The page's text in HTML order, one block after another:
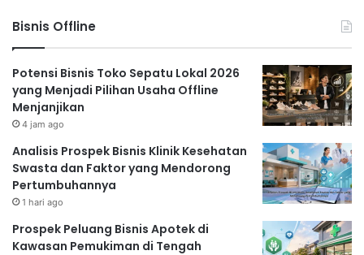
Bisnis Offline
Potensi Bisnis Toko Sepatu Lokal 2026
yang Menjadi Pilihan Usaha Offline
Menjanjikan
4 jam ago
Analisis Prospek Bisnis Klinik Kesehatan
Swasta dan Faktor yang Mendorong
Pertumbuhannya
1 hari ago
Prospek Peluang Bisnis Apotek di
Kawasan Pemukiman di Tengah